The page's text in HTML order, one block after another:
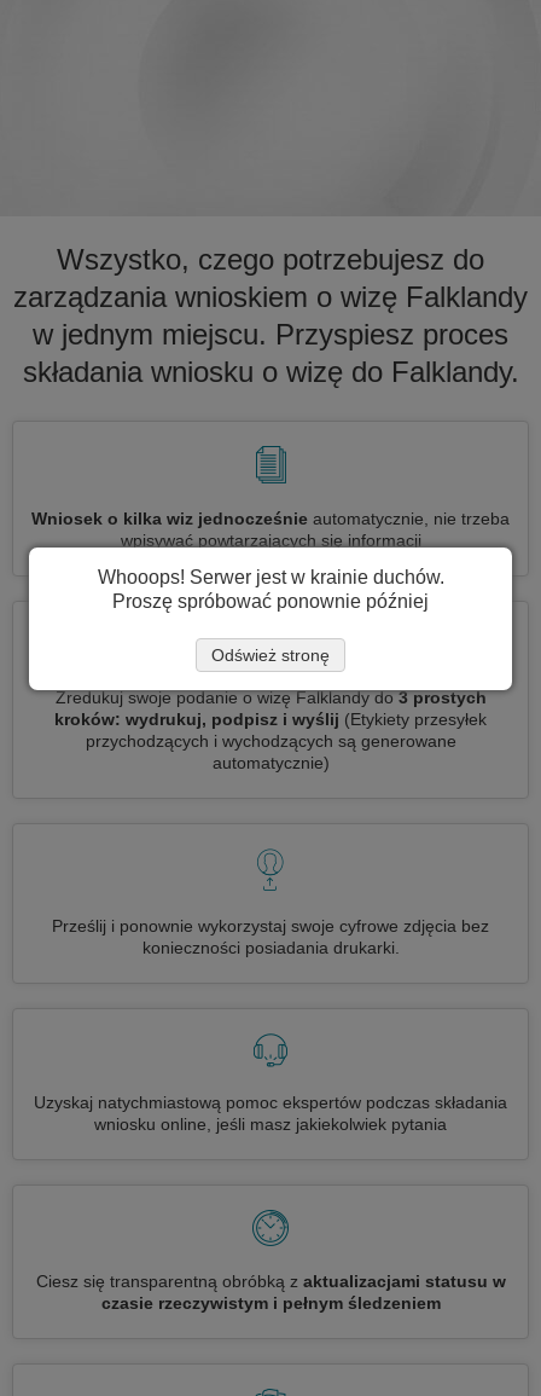
Wszystko, czego potrzebujesz do
zarządzania wnioskiem o wizę Falklandy
w jednym miejscu. Przyspiesz proces
składania wniosku o wizę do Falklandy.
Wniosek o kilka wiz jednocześnie automatycznie, nie trzeba
wpisywać powtarzających się informacji
Zredukuj swoje podanie o wizę Falklandy do3 prostych
kroków: wydrukuj, podpisz i wyślij (Etykiety przesyłek
przychodzących i wychodzących są generowane
automatycznie)
Prześlij i ponownie wykorzystaj swoje cyfrowe zdjęcia bez
konieczności posiadania drukarki.
Uzyskaj natychmiastową pomoc ekspertów podczas składania
wniosku online, jeśli masz jakiekolwiek pytania
Ciesz się transparentną obróbką z aktualizacjami statusu w
czasie rzeczywistym i pełnym śledzeniem
Whooops! Serwer jest w krainie duchów.
Proszę spróbować ponownie później
Odśwież stronę